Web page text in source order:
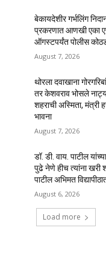
बेकायदेशीर गर्भलिंग
प्रकरणात आणखी एका
ऑगस्टपर्यंत पोलीस
August 7, 2026
थोरला दवाखाना
तर केशवराव भोसले
शहराची अस्मिता, मंत्री
भावना
August 7, 2026
डॉ. डी. वाय. पाटील
पुढे नेणे हीच त्यांना खरी
पाटील अभिमत
August 6, 2026
Load more